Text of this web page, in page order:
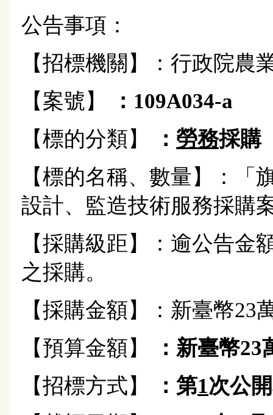
公告事項：
【招標機關】：行政院農
【案號】
：109A034-a
【標的分類】
： 勞務採購
【標的名稱、數量】：「
設計、監造技術服務採購
【採購級距】：逾公告金
之採購。
【採購金額】：新臺幣23
【預算金額】
： 新臺幣23
【招標方式】
：第1次公開